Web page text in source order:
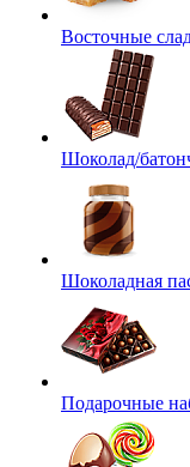
Восточные
Шоколад/
Шоколадная
Подарочные